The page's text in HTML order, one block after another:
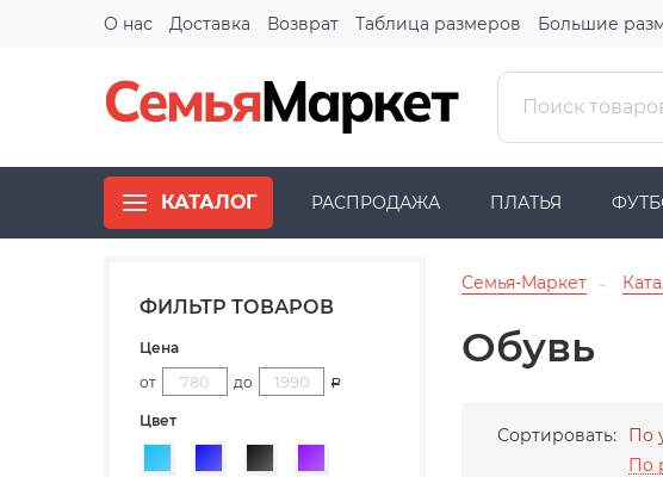
О нас Доставка Возврат Таблица размеров Большие
КАТАЛОГ РАСПРОДАЖА ПЛАТЬЯ
ФИЛЬТР ТОВАРОВ
Цена
от
до Р
Цвет
ГолубойСиний Черный
Семья-Маркет →
Обувь
Сортировать: По
По